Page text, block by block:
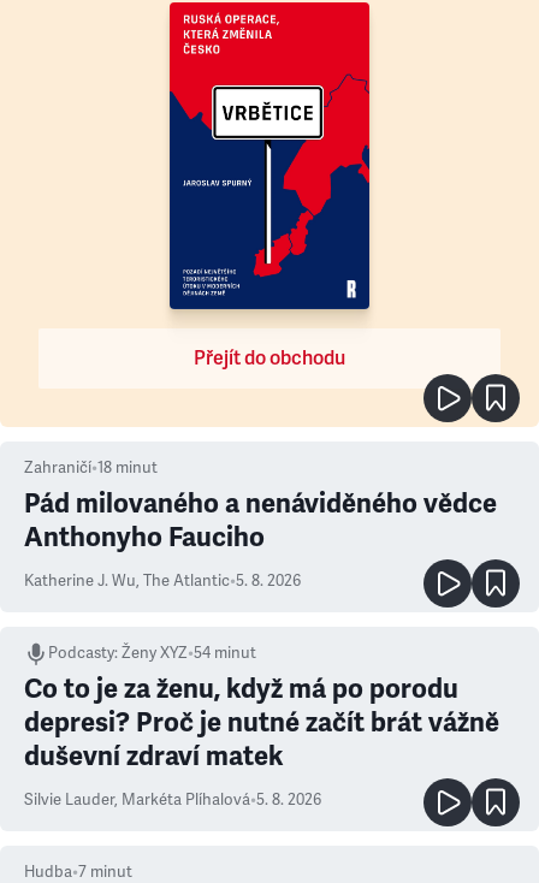
Přejít do obchodu
Zahraničí•18 minut
Pád milovaného a nenáviděného vědce
Anthonyho Fauciho
Katherine J. Wu, The Atlantic•5. 8. 2026
Podcasty:Ženy XYZ•54 minut
Co to je za ženu, když má po porodu
depresi? Proč je nutné začít brát vážně
duševní zdraví matek
Silvie Lauder, Markéta Plíhalová•5. 8. 2026
Hudba•7 minut